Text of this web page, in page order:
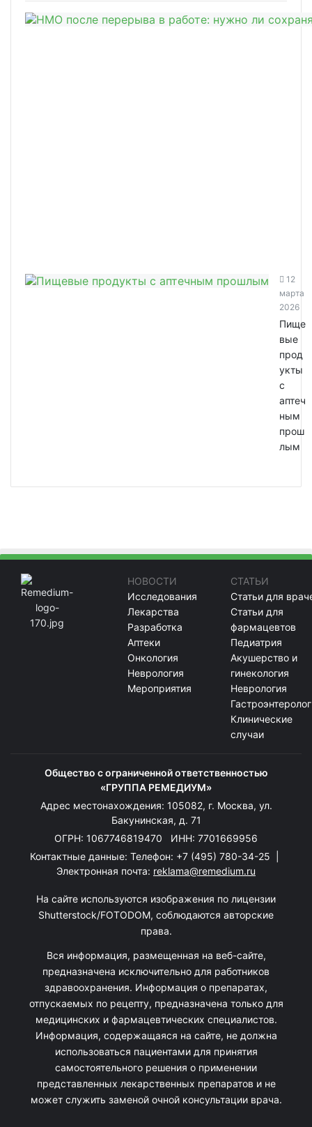
12
марта
2026
Пище
вые
прод
укты
с
аптеч
ным
прош
лым
НОВОСТИ
Исследования
Лекарства
Разработка
Аптеки
Онкология
Неврология
Мероприятия
СТАТЬИ
Статьи для
Статьи для
фармацевтов
Педиатрия
Акушерство и
гинекология
Неврология
Клинические
случаи
Общество с ограниченной ответственностью
«ГРУППА РЕМЕДИУМ»
Адрес местонахождения: 105082, г. Москва, ул.
Бакунинская, д. 71
ОГРН: 1067746819470 ИНН: 7701669956
Контактные данные: Телефон: +7 (495) 780-34-25
Электронная почта: reklama@remedium.ru
На сайте используются изображения по лицензии
Shutterstock/FOTODOM, соблюдаются авторские
права.
Вся информация, размещенная на веб-сайте,
предназначена исключительно для работников
здравоохранения. Информация о препаратах,
отпускаемых по рецепту, предназначена только для
медицинских и фармацевтических специалистов.
Информация, содержащаяся на сайте, не должна
использоваться пациентами для принятия
самостоятельного решения о применении
представленных лекарственных препаратов и не
может служить заменой очной консультации врача.